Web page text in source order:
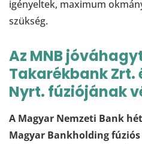
igényeltek, maximum
szükség.
Az MNB
Takarékbank Zrt.
Nyrt. fúziójának
A Magyar Nemzeti Bank
Magyar Bankholding